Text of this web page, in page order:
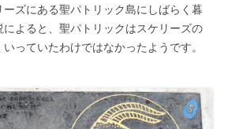
ズにある聖パトリック島にしばらく暮
によると、聖パトリックはスケリーズの
っていたわけではなかったようです。